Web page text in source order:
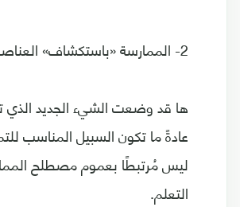
2- الممارسة «باستكشاف» العناصر الأساسية
ها قد وضعت الشيء الجديد الذي
عادةً ما تكون السبيل المناسب
ليس مُرتبطًا بعموم مصطلح
التعلم.